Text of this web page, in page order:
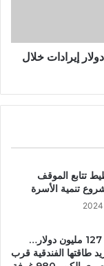
تحقق 52.6 مليار دولار إيرادات خلال
تتابع الموقف
تنمية الأسرة
باستثمارات 127 مليون دولار…
طاقتها الفندقية قرب